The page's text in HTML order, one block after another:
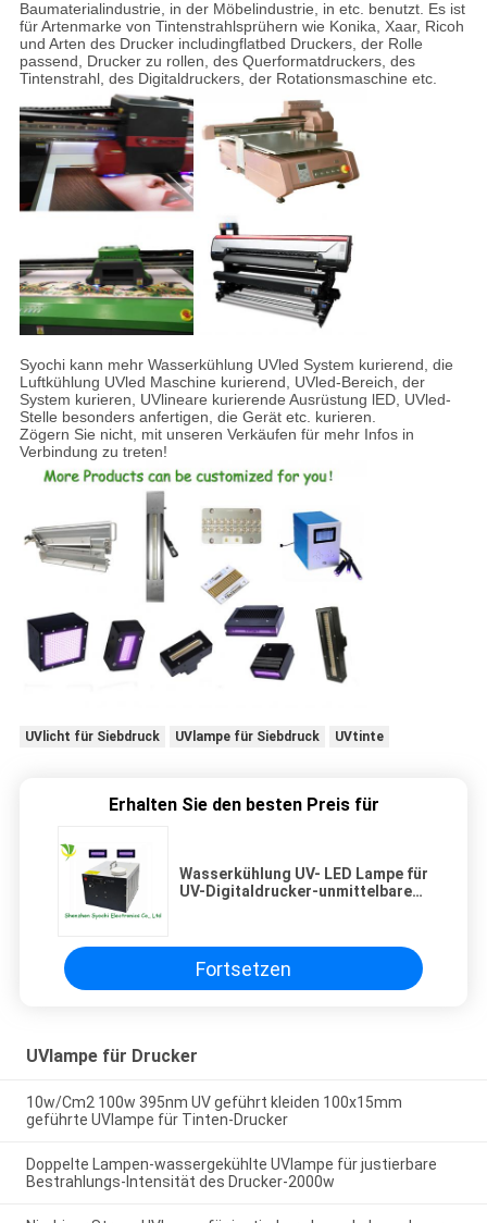
Baumaterialindustrie, in der Möbelindustrie, in etc. benutzt. Es ist
für Artenmarke von Tintenstrahlsprühern wie Konika, Xaar, Ricoh
und Arten des Drucker includingflatbed Druckers, der Rolle
passend, Drucker zu rollen, des Querformatdruckers, des
Tintenstrahl, des Digitaldruckers, der Rotationsmaschine etc.
Syochi kann mehr Wasserkühlung UVled System kurierend, die
Luftkühlung UVled Maschine kurierend, UVled-Bereich, der
System kurieren, UVlineare kurierende Ausrüstung lED, UVled-
Stelle besonders anfertigen, die Gerät etc. kurieren.
Zögern Sie nicht, mit unseren Verkäufen für mehr Infos in
Verbindung zu treten!
UVlicht für Siebdruck UVlampe für Siebdruck UVtinte
Erhalten Sie den besten Preis für
Wasserkühlung UV- LED Lampe für
UV-Digitaldrucker-unmittelbaren
Fortsetzen
UVlampe für Drucker
10w/Cm2 100w 395nm UV geführt kleiden 100x15mm
geführte UVlampe für Tinten-Drucker
Doppelte Lampen-wassergekühlte UVlampe für justierbare
Bestrahlungs-Intensität des Drucker-2000w